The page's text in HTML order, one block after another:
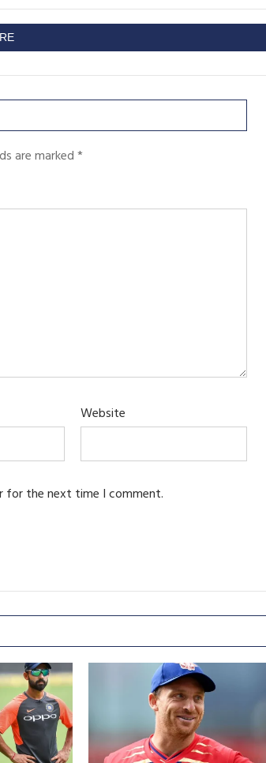
are marked *
Website
for the next time I comment.